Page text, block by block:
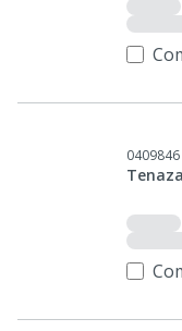
0409846